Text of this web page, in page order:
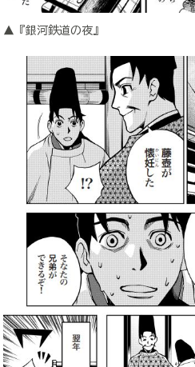
▲『銀河鉄道の夜』